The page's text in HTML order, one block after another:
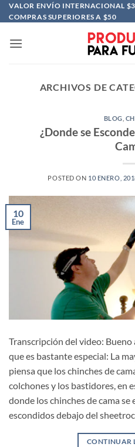
Saltar
al
VALOR ENVÍO INTERNACIONAL
COMPRAS SUPERIORES A $50
ARCHIVOS DE
BLOG
¿Donde se
POSTED ON 10 ENERO,
10
Ene
Transcripción del video:
que es bastante especial: La
piensa que los chinches de
colchones y los bastidores, en
donde los chinches de cama
escondidos debajo del
CONTINUAR